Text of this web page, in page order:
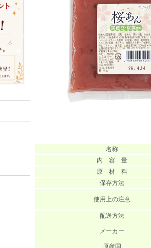
名称
内 容 量
原 材 料
保存方法
使用上の注意
配送方法
メーカー
原産国